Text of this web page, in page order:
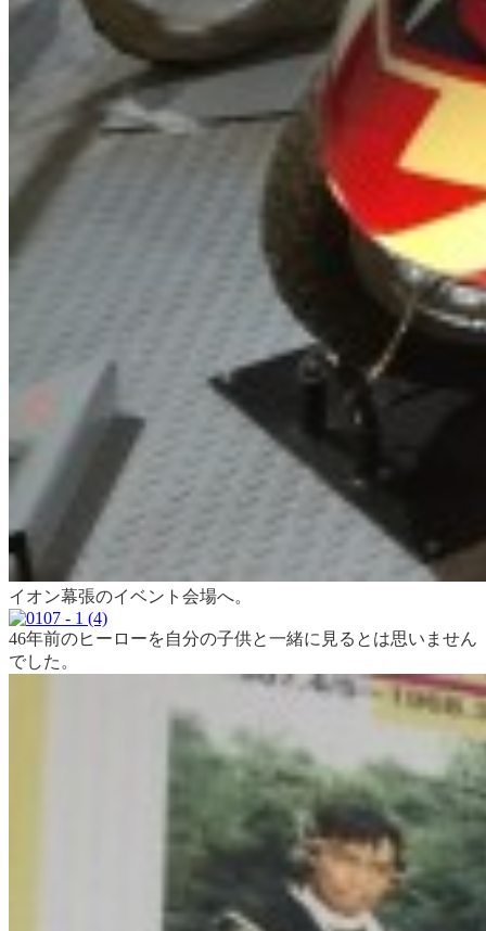
イオン幕張のイベント会場へ。
46年前のヒーローを自分の子供と一緒に見るとは思いません
でした。